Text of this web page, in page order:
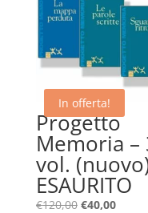
In offerta!
Progetto
Memoria –
vol.
ESAURITO
€120,00 Il
€40,00Il